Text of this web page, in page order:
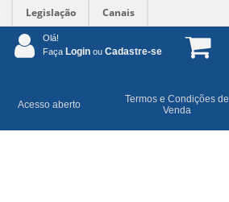
Legislação Canais
Olá!
Faça Login ou Cadastre-se
Acesso aberto
Termos e Condições de
Venda